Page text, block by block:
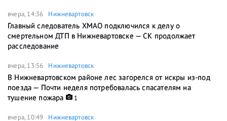
вчера, 14:36 Нижневартовск
Главный следователь ХМАО подключился к делу о
смертельном ДТП в Нижневартовске — СК продолжает
расследование
вчера, 13:56 Нижневартовск
В Нижневартовском районе лес загорелся от искры из-под
поезда — Почти неделя потребовалась спасателям на
тушение пожара
1
вчера, 10:49 Нижневартовск